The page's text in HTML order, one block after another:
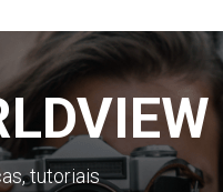
tutoriais